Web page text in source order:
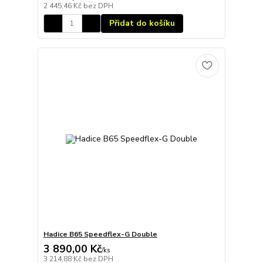
2 445,46 Kč bez DPH
Přidat do košíku
Hadice B65 Speedflex-G Double
3 890,00 Kč/ks
3 214,88 Kč bez DPH